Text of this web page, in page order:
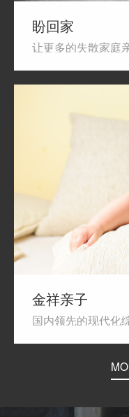
盼回家
让更多的失散家庭
金祥亲子
国内领先的现代化